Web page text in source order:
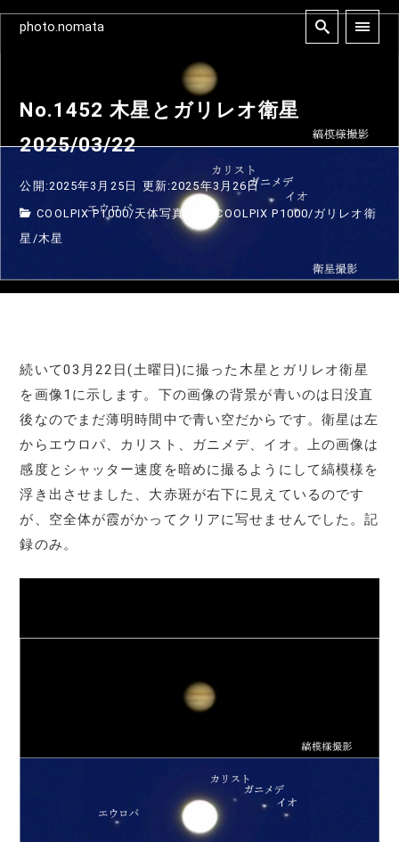
photo.nomata
No.1452 木星とガリレオ衛星
2025/03/22
公開:2025年3月25日 更新:2025年3月26日
COOLPIX P1000/天体写真 COOLPIX P1000/ガリレオ衛
星 /木星
続いて03月22日(土曜日)に撮った木星とガリレオ衛星
を画像1に示します。下の画像の背景が青いのは日没直
後なのでまだ薄明時間中で青い空だからです。衛星は左
からエウロパ、カリスト、ガニメデ、イオ。上の画像は
感度とシャッター速度を暗めに撮るようにして縞模様を
浮き出させました、大赤斑が右下に見えているのです
が、空全体が霞がかってクリアに写せませんでした。記
録のみ。